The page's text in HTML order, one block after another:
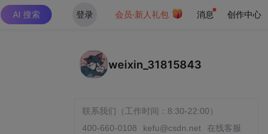
AI 搜索 登录 会员·新人礼包 消息 创作中心
weixin_31815843
联系我们（工作时间：8:30-22:00）
400-660-0108
kefu@csdn.net 在线客服